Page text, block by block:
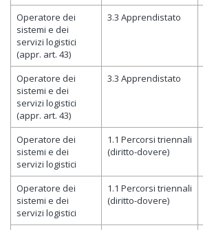
Operatore dei
sistemi e dei
servizi logistici
(appr. art. 43)
3.3 Apprendistato
Operatore dei
sistemi e dei
servizi logistici
(appr. art. 43)
3.3 Apprendistato
Operatore dei
sistemi e dei
servizi logistici
1.1 Percorsi triennali
(diritto-dovere)
Operatore dei
sistemi e dei
servizi logistici
1.1 Percorsi triennali
(diritto-dovere)